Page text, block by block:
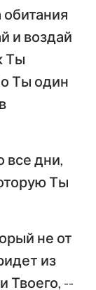
6
7
13
20
21
и воздай
Ты
Ты один
все дни,
Ты
не от
из
Твоего, --